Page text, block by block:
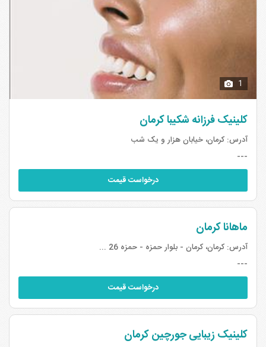
1
کلینیک فرزانه شکیبا کرمان
آدرس: کرمان، خیابان هزار و یک شب
---
درخواست قیمت
ماهانا کرمان
آدرس: کرمان، کرمان - بلوار حمزه - حمزه 26 ...
---
درخواست قیمت
کلینیک زیبایی جورچین کرمان